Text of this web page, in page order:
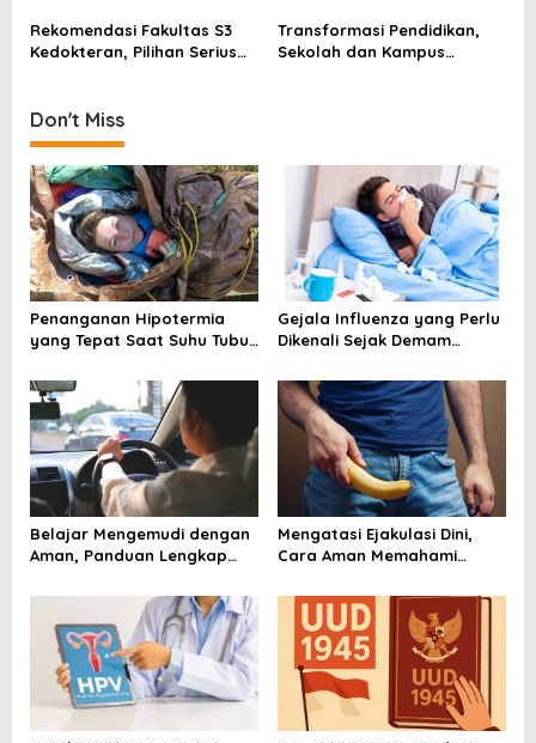
o
n
Akhlak
Rekomendasi Fakultas S3
Kedokteran, Pilihan Serius
Transformasi Pendidikan,
Sekolah dan Kampus
Don't Miss
Penanganan Hipotermia
yang Tepat Saat Suhu Tubuh
Gejala Influenza yang Perlu
Dikenali Sejak Demam
Belajar Mengemudi dengan
Aman, Panduan Lengkap
Jalan
Mengatasi Ejakulasi Dini,
Cara Aman Memahami
Penanganannya